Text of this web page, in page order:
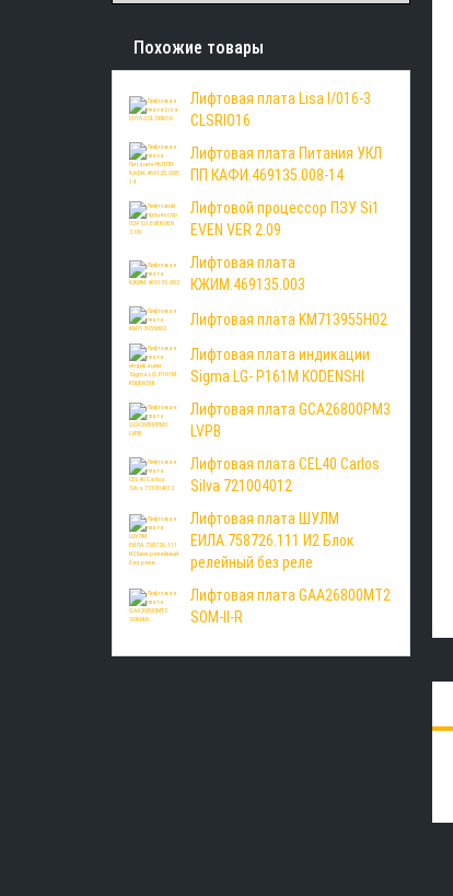
Похожие товары
Лифтовая плата Lisa I/016-3
CLSRIO16
Лифтовая плата Питания УКЛ
ПП КАФИ.469135.008-14
Лифтовой процессор ПЗУ Si1
EVEN VER 2.09
Лифтовая плата
КЖИМ.469135.003
Лифтовая плата KM713955H02
Лифтовая плата индикации
Sigma LG- P161M KODENSHI
Лифтовая плата GCA26800PM3
LVPB
Лифтовая плата CEL40 Carlos
Silva 721004012
Лифтовая плата ШУЛМ
ЕИЛА.758726.111 И2 Блок
релейный без реле
Лифтовая плата GAA26800MT2
SOM-II-R